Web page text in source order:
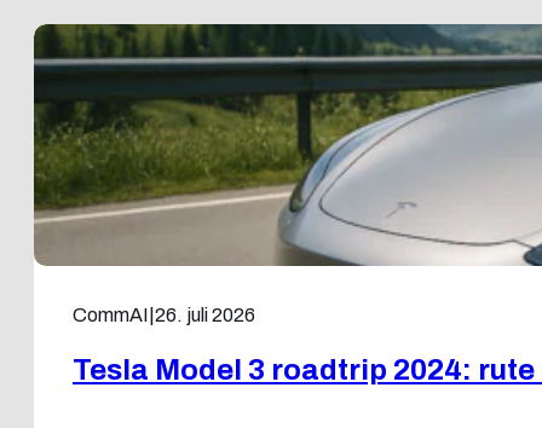
CommAI 26. juli 2026
Tesla Model 3 roadtrip 2024: